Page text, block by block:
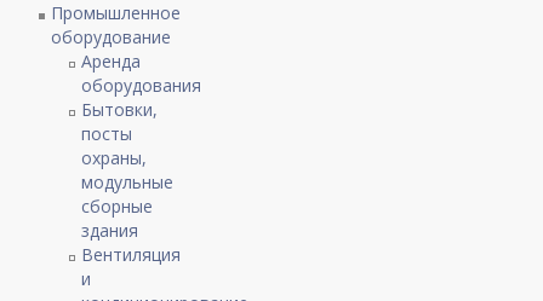
Промышленное
оборудование
Аренда
оборудования
Бытовки,
посты
охраны,
модульные
сборные
здания
Вентиляция
и